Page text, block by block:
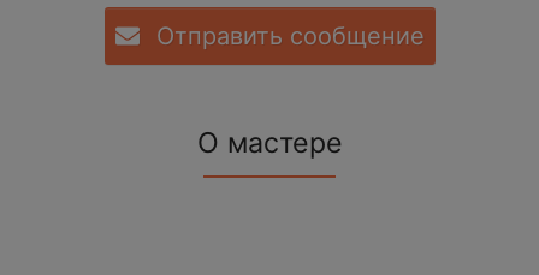
Отправить сообщение
О мастере